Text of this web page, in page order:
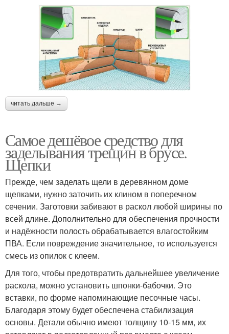
читать дальше →
Самое дешёвое средство для
заделывания трещин в брусе.
Щепки
Прежде, чем заделать щели в деревянном доме
щепками, нужно заточить их клином в поперечном
сечении. Заготовки забивают в раскол любой ширины по
всей длине. Дополнительно для обеспечения прочности
и надёжности полость обрабатывается влагостойким
ПВА. Если повреждение значительное, то используется
смесь из опилок с клеем.
Для того, чтобы предотвратить дальнейшее увеличение
раскола, можно установить шпонки-бабочки. Это
вставки, по форме напоминающие песочные часы.
Благодаря этому будет обеспечена стабилизация
основы. Детали обычно имеют толщину 10-15 мм, их